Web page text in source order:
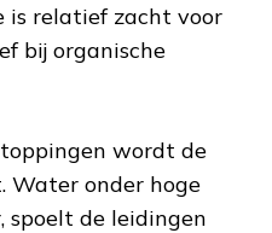
is relatief zacht voor
bij organische
wordt de
Water onder hoge
spoelt de leidingen